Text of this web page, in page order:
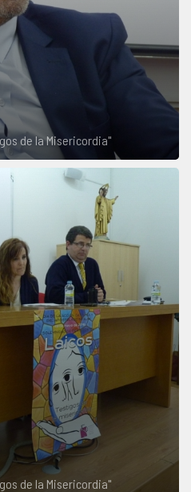
de la Misericordia"
de la Misericordia"